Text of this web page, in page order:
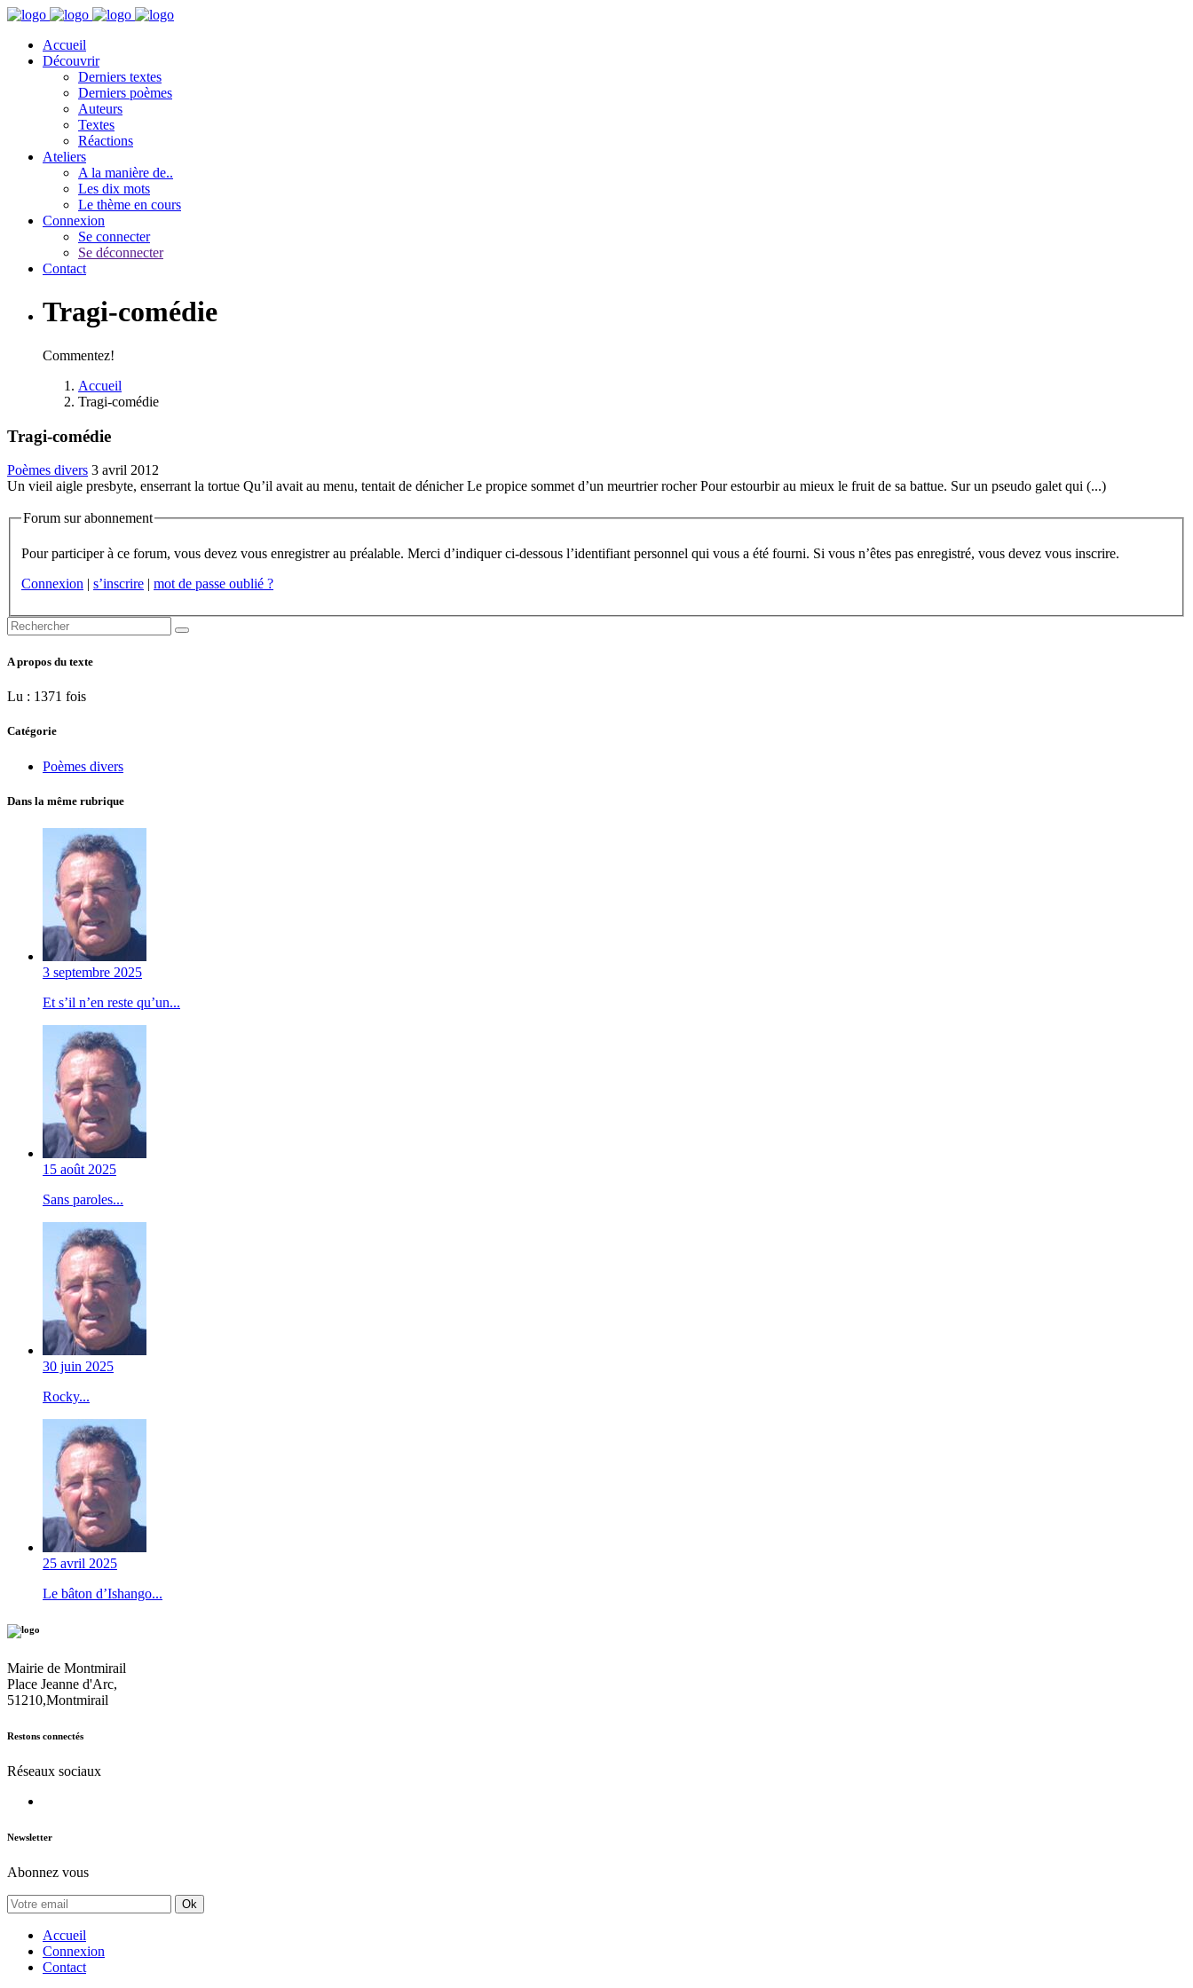
Accueil
Découvrir
Derniers textes
Derniers poèmes
Auteurs
Textes
Réactions
Ateliers
A la manière de..
Les dix mots
Le thème en cours
Connexion
Se connecter
Se déconnecter
Contact
Tragi-comédie
Commentez!
Accueil
Tragi-comédie
Tragi-comédie
Poèmes divers 3 avril 2012
Un vieil aigle presbyte, enserrant la tortue Qu’il avait au menu, tentait de dénicher Le propice sommet d’un meurtrier rocher Pour estourbir au mieux le fruit de sa battue. Sur un pseudo galet qui (...)
Forum sur abonnement
Pour participer à ce forum, vous devez vous enregistrer au préalable. Merci d’indiquer ci-dessous l’identifiant personnel qui vous a été fourni. Si vous n’êtes pas enregistré, vous devez vous inscrire.
Connexion | s’inscrire | mot de passe oublié ?
A propos du texte
Lu : 1371 fois
Catégorie
Poèmes divers
Dans la même rubrique
3 septembre 2025
Et s’il n’en reste qu’un...
15 août 2025
Sans paroles...
30 juin 2025
Rocky...
25 avril 2025
Le bâton d’Ishango...
Mairie de Montmirail
Place Jeanne d'Arc,
51210,Montmirail
Restons connectés
Réseaux sociaux
Newsletter
Abonnez vous
Ok
Accueil
Connexion
Contact